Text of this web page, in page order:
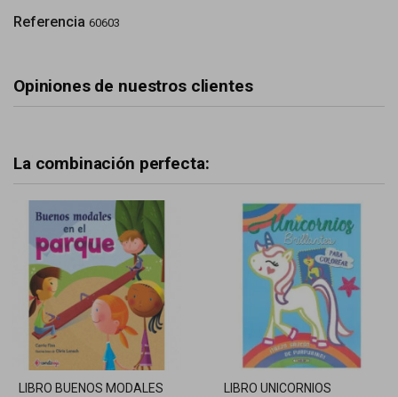
Referencia 60603
Opiniones de nuestros clientes
La combinación perfecta:
LIBRO BUENOS MODALES
LIBRO UNICORNIOS